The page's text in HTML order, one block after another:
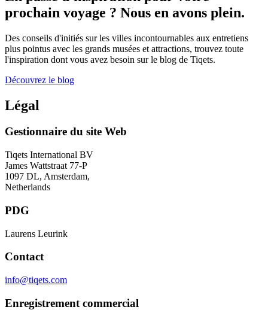
prochain voyage ? Nous en avons plein.
Des conseils d'initiés sur les villes incontournables aux entretiens
plus pointus avec les grands musées et attractions, trouvez toute
l'inspiration dont vous avez besoin sur le blog de Tiqets.
Découvrez le blog
Légal
Gestionnaire du site Web
Tiqets International BV
James Wattstraat 77-P
1097 DL, Amsterdam,
Netherlands
PDG
Laurens Leurink
Contact
info@tiqets.com
Enregistrement commercial